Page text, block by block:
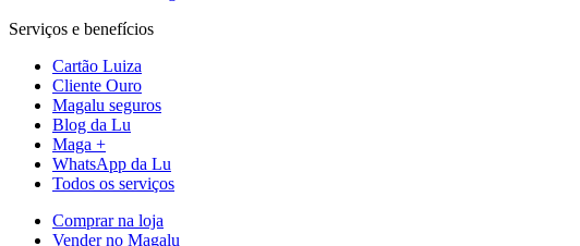
Serviços e benefícios
Cartão Luiza
Cliente Ouro
Magalu seguros
Blog da Lu
Maga +
WhatsApp da Lu
Todos os serviços
Comprar na loja
Vender no Magalu